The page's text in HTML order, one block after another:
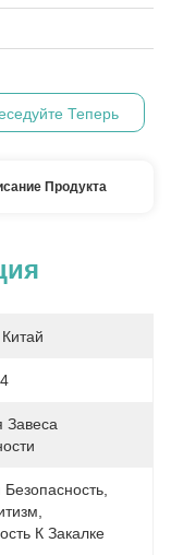
Теперь
Продукта
Завеса
К Закалке